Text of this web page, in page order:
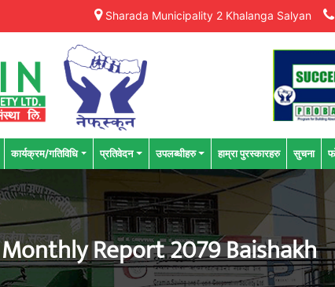
Sharada Municipality 2 Khalanga Salyan
कार्यक्रम/गतिविधि प्रतिवेदन उपलब्धीहरु हाम्रा पुरस्कारहरु सुचना
Monthly Report 2079 Baishakh